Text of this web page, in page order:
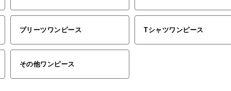
プリーツワンピース Tシャツワンピース
その他ワンピース